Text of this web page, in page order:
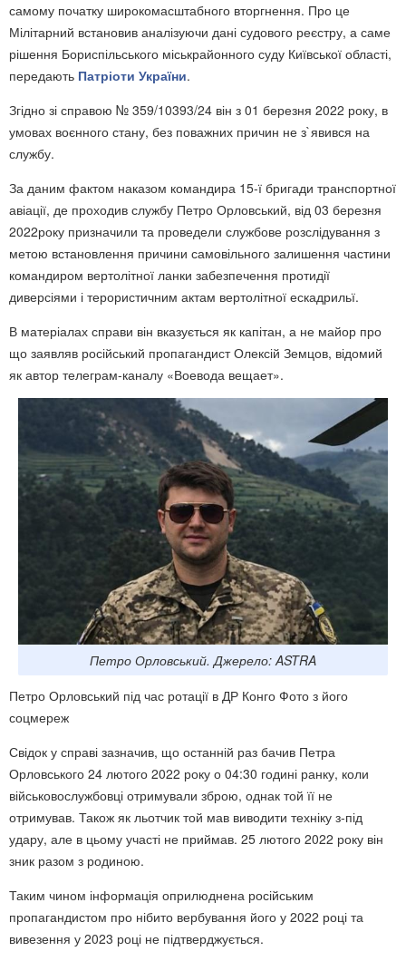
самому початку широкомасштабного вторгнення. Про це
Мілітарний встановив аналізуючи дані судового реєстру, а саме
рішення Бориспільського міськрайонного суду Київської області,
передають Патріоти України.
Згідно зі справою № 359/10393/24 він з 01 березня 2022 року, в
умовах воєнного стану, без поважних причин не з`явився на
службу.
За даним фактом наказом командира 15-ї бригади транспортної
авіації, де проходив службу Петро Орловський, від 03 березня
2022року призначили та проведели службове розслідування з
метою встановлення причини самовільного залишення частини
командиром вертолітної ланки забезпечення протидії
диверсіями і терористичним актам вертолітної ескадрильї.
В матеріалах справи він вказується як капітан, а не майор про
що заявляв російський пропагандист Олексій Земцов, відомий
як автор телеграм-каналу «Воевода вещает».
Петро Орловський. Джерело: ASTRA
Петро Орловський під час ротації в ДР Конго Фото з його
соцмереж
Свідок у справі зазначив, що останній раз бачив Петра
Орловського 24 лютого 2022 року о 04:30 годині ранку, коли
військовослужбовці отримували зброю, однак той її не
отримував. Також як льотчик той мав виводити техніку з-під
удару, але в цьому участі не приймав. 25 лютого 2022 року він
зник разом з родиною.
Таким чином інформація оприлюднена російським
пропагандистом про нібито вербування його у 2022 році та
вивезення у 2023 році не підтверджується.